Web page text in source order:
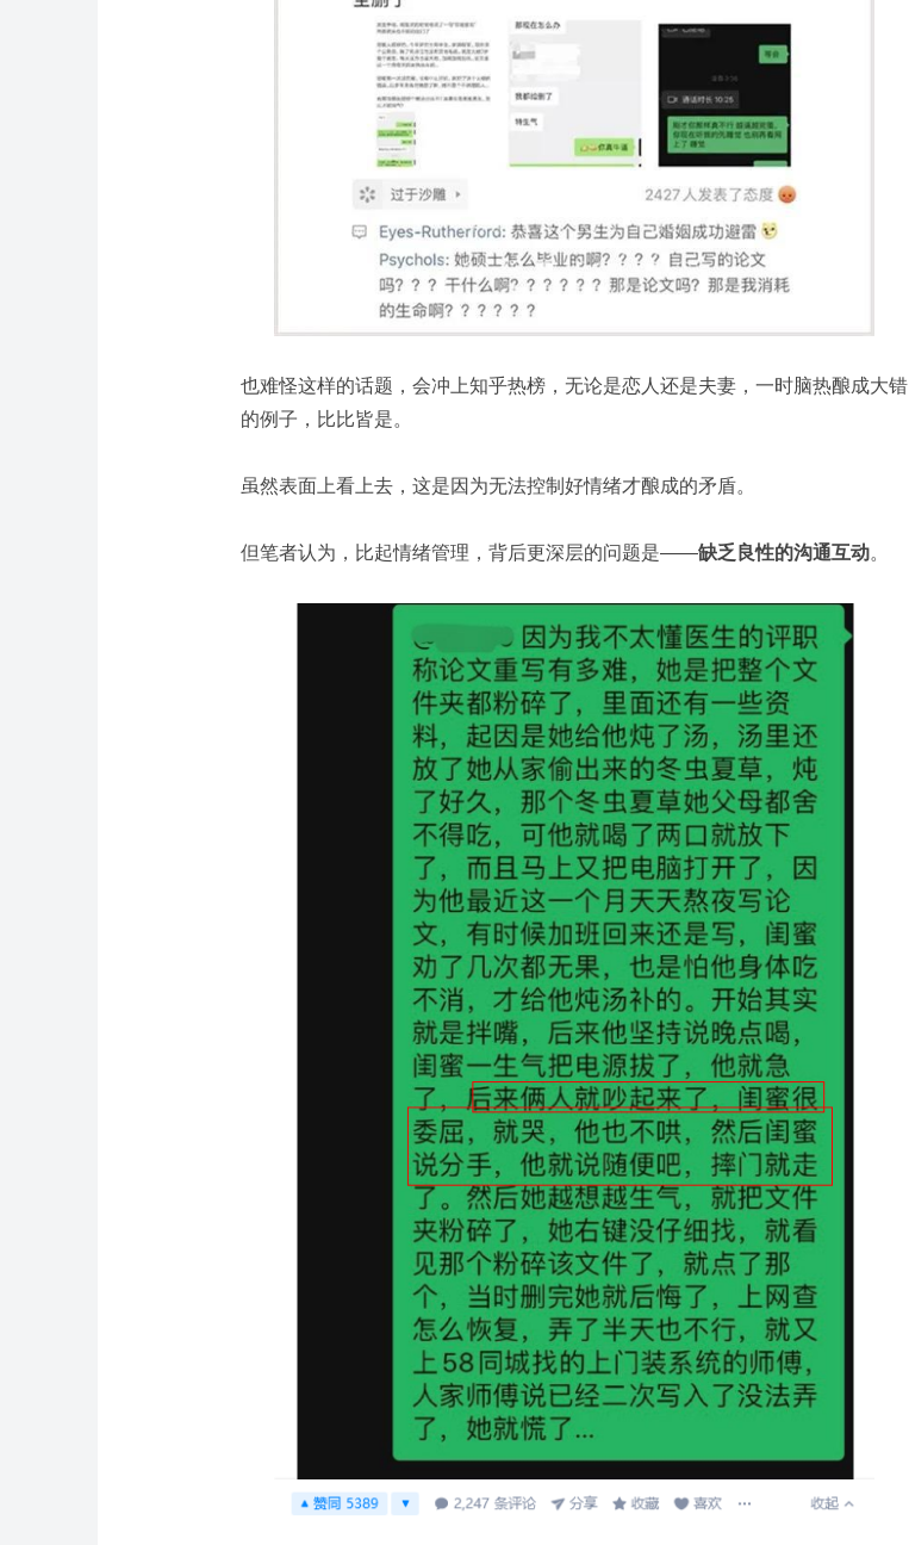
也难怪这样的话题，会冲上知乎热榜，无论是恋人还是夫妻，一时脑热酿成大错
的例子，比比皆是。
虽然表面上看上去，这是因为无法控制好情绪才酿成的矛盾。
但笔者认为，比起情绪管理，背后更深层的问题是——缺乏良性的沟通互动。